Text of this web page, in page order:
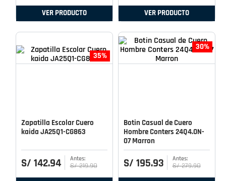
VER PRODUCTO VER PRODUCTO
35%
Zapatilla Escolar Cuero
kaida JA25Q1-CG863
S/ 142.94 S/ 219.90
30%
Botin Casual de Cuero
Hombre Conters 24Q4.ON-
07 Marron
S/ 195.93 S/ 279.90